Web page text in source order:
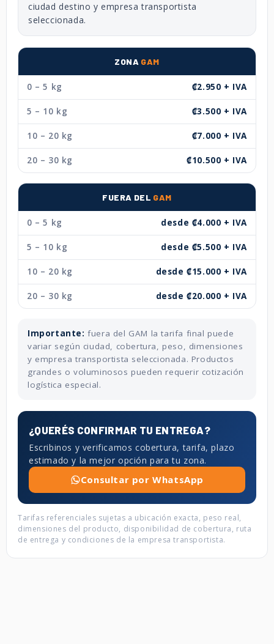
ciudad destino y empresa transportista
seleccionada.
ZONA GAM
0 – 5 kg ₡2.950 + IVA
5 – 10 kg ₡3.500 + IVA
10 – 20 kg ₡7.000 + IVA
20 – 30 kg ₡10.500 + IVA
FUERA DEL GAM
0 – 5 kg desde ₡4.000 + IVA
5 – 10 kg desde ₡5.500 + IVA
10 – 20 kg desde ₡15.000 + IVA
20 – 30 kg desde ₡20.000 + IVA
Importante: fuera del GAM la tarifa final puede
variar según ciudad, cobertura, peso, dimensiones
y empresa transportista seleccionada. Productos
grandes o voluminosos pueden requerir cotización
logística especial.
¿QUERÉS CONFIRMAR TU ENTREGA?
Escribinos y verificamos cobertura, tarifa, plazo
estimado y la mejor opción para tu zona.
Consultar por WhatsApp
Tarifas referenciales sujetas a ubicación exacta, peso real,
dimensiones del producto, disponibilidad de cobertura, ruta
de entrega y condiciones de la empresa transportista.